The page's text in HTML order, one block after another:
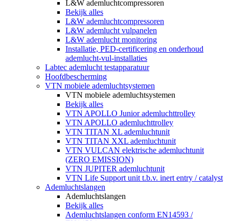
L&W ademluchtcompressoren
Bekijk alles
L&W ademluchtcompressoren
L&W ademlucht vulpanelen
L&W ademlucht monitoring
Installatie, PED-certificering en onderhoud
ademlucht-vul-installaties
Labtec ademlucht testapparatuur
Hoofdbescherming
VTN mobiele ademluchtsystemen
VTN mobiele ademluchtsystemen
Bekijk alles
VTN APOLLO Junior ademluchttrolley
VTN APOLLO ademluchttrolley
VTN TITAN XL ademluchtunit
VTN TITAN XXL ademluchtunit
VTN VULCAN elektrische ademluchtunit
(ZERO EMISSION)
VTN JUPITER ademluchtunit
VTN Life Support unit t.b.v. inert entry / catalyst
Ademluchtslangen
Ademluchtslangen
Bekijk alles
Ademluchtslangen conform EN14593 /